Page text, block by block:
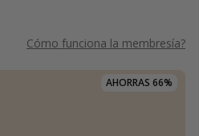
Cómo funciona la membresía?
AHORRAS 66%